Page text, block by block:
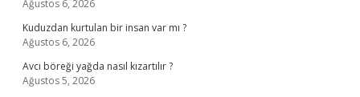
Ağustos 6, 2026
Kuduzdan kurtulan bir insan var mı ?
Ağustos 6, 2026
Avcı böreği yağda nasıl kızartılır ?
Ağustos 5, 2026